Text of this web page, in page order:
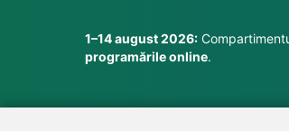
1–14 august 2026:
programările online.